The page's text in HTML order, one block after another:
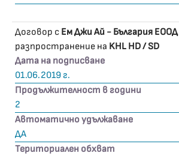
Договор с Ем Джи Ай - България ЕООД
разпространение на KHL HD / SD
Дата на подписване
01.06.2019 г.
Продължителност в години
2
Автоматично удължаване
ДА
Териториален обхват